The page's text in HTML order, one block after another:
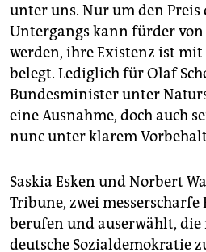
unter uns. Nur um den Preis
Untergangs kann fürder von
werden, ihre Existenz ist mit
belegt. Lediglich für Olaf
Bundesminister unter
eine Ausnahme, doch auch
nunc unter klarem
Saskia Esken und Norbert
Tribune, zwei messerscharfe
berufen und auserwählt, die
deutsche Sozialdemokratie